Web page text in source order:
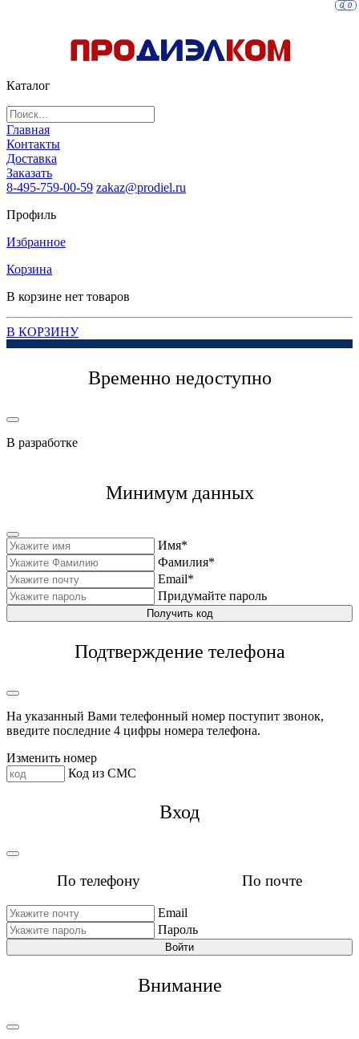
Каталог
Главная
Контакты
Доставка
Заказать
8-495-759-00-59 zakaz@prodiel.ru
Профиль
Избранное
0
Корзина
0
В корзине нет товаров
В КОРЗИНУ
Временно недоступно
В разработке
Минимум данных
Имя*
Фамилия*
Email*
Придумайте пароль
Получить код
Подтверждение телефона
На указанный Вами телефонный номер поступит звонок,
введите последние 4 цифры номера телефона.
Изменить номер
Код из СМС
Вход
По телефону По почте
Email
Пароль
Войти
Внимание